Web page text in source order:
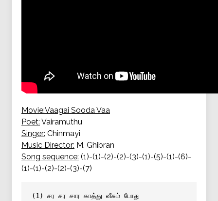
Movie:Vaagai Sooda Vaa
Poet: Vairamuthu
Singer: Chinmayi
Music Director: M. Ghibran
Song sequence: (1)-(1)-(2)-(2)-(3)-(1)-(5)-(1)-(6)-
(1)-(1)-(2)-(2)-(3)-(7)
(1) சர சர சார காத்து வீசும் போது